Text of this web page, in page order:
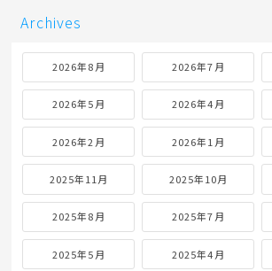
Archives
2026年8月 2026年7月
2026年5月 2026年4月
2026年2月 2026年1月
2025年11月 2025年10月
2025年8月 2025年7月
2025年5月 2025年4月